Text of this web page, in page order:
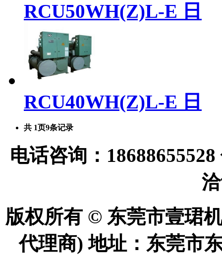
RCU50WH(Z)L-E 日
RCU40WH(Z)L-E 日
共 1页9条记录
电话咨询：
版权所有 © 东莞市壹珺
代理商) 地址：东莞市